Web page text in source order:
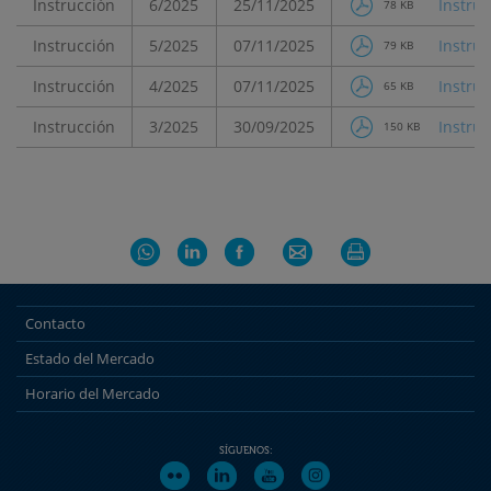
Instrucción 6/2025 25/11/2025 78 KB
Instrucción
5/2025 07/11/2025 79 KB
Instrucción
4/2025 07/11/2025 65 KB
Instrucción
3/2025 30/09/2025 150 KB
Contacto
Estado del Mercado
Horario del Mercado
SÍGUENOS: